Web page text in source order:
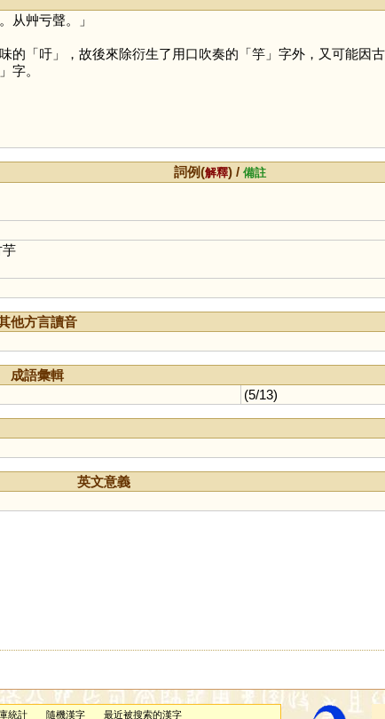
从艸亏聲。」
的「吁」，故後來除衍生了用口吹奏的「竽」字外，又可能因
字。
詞例(解釋) /備註
他方言讀音
成語彙輯
(5/13)
英文意義
統計 隨機漢字 最近被搜索的漢字